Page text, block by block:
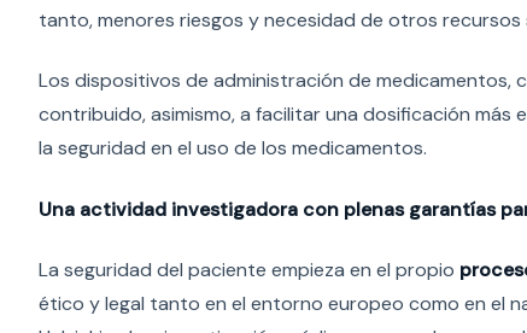
tanto, menores riesgos y necesidad de otros recursos
Los dispositivos de administración de medicamentos,
contribuido, asimismo, a facilitar una dosificación
la seguridad en el uso de los medicamentos.
Una actividad investigadora con plenas garantías
La seguridad del paciente empieza en el propio
ético y legal tanto en el entorno europeo como en el